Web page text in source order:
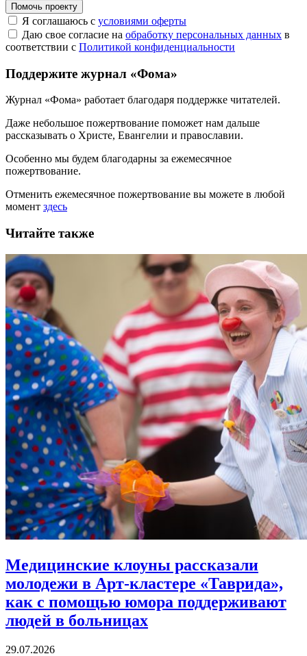
Помочь проекту
Я соглашаюсь с условиями оферты
Даю свое согласие на обработку персональных данных в
соответствии с Политикой конфиденциальности
Поддержите журнал «Фома»
Журнал «Фома» работает благодаря поддержке читателей.
Даже небольшое пожертвование поможет нам дальше
рассказывать о Христе, Евангелии и православии.
Особенно мы будем благодарны за ежемесячное
пожертвование.
Отменить ежемесячное пожертвование вы можете в любой
момент здесь
Читайте также
Медицинские клоуны рассказали
молодежи в Арт-кластере «Таврида»,
как с помощью юмора поддерживают
людей в больницах
29.07.2026